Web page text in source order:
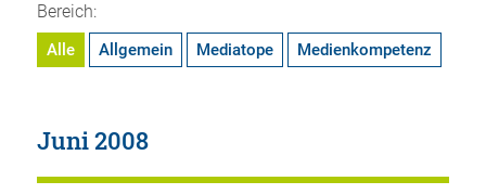
Bereich:
Alle Allgemein Mediatope Medienkompetenz
Juni 2008